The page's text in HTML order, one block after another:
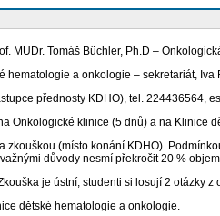
MUDr. Tomáš Büchler, Ph.D –
hematologie a onkologie – sekretariát,
přednosty KDHO), tel. 224436564,
Onkologické klinice (5 dnů) a na Klinice
zkouškou (místo konání KDHO).
důvody nesmí překročit 20 %
je ústní, studenti si losují 2 otázky
dětské hematologie a onkologie.